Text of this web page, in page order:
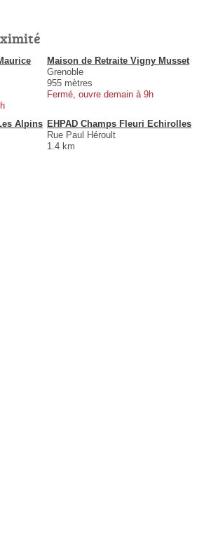
Maison de Retraite Vigny Musset
Grenoble
955 mètres
Fermé, ouvre demain à 9h
Alpins EHPAD Champs Fleuri Echirolles
Rue Paul Héroult
1.4 km